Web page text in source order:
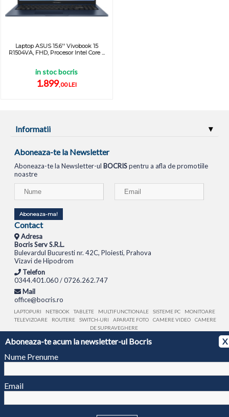
Aboneaza-te acum la newsletter-ul Bocris
X
Nume Prenume
Email
Laptop ASUS 15.6'' Vivobook 15
R1504VA, FHD, Procesor Intel Core ...
in stoc bocris
1.899,00 LEI
Informatii
Aboneaza-te la Newsletter
Aboneaza-te la Newsletter-ul BOCRISpentru a afla de promotiile
noastre
Aboneaza-ma!
Contact
Adresa
Bocris Serv S.R.L.
Bulevardul Bucuresti nr. 42C, Ploiesti, Prahova
Vizavi de Hipodrom
Telefon
0344.401.060 / 0726.262.747
Mail
office@bocris.ro
LAPTOPURI NETBOOK TABLETE MULTIFUNCTIONALE SISTEME PC
MONITOARE
TELEVIZOARE
ROUTERE SWITCH-URI APARATE FOTO CAMERE VIDEO
CAMERE
DE SUPRAVEGHERE